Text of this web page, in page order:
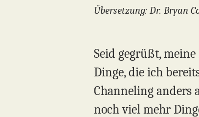
Übersetzung: Dr. Bryan
Seid gegrüßt,
Dinge, die ich
Channeling anders
noch viel mehr